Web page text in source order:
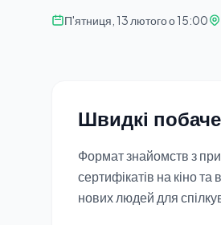
П'ятниця, 13 лютого о 15:00
Швидкі
Формат знайомств з
сертифікатів на кіно
нових людей для